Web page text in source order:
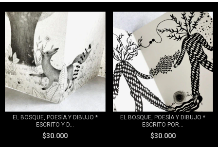
EL BOSQUE, POESÍA Y DIBUJO *
ESCRITO Y D...
$30.000
EL BOSQUE, POESÍA Y DIBUJO *
ESCRITO POR...
$30.000